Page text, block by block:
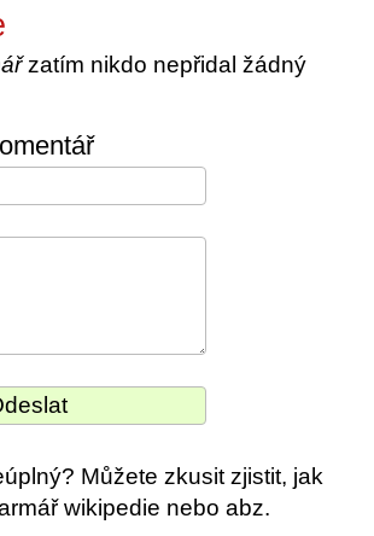
zatím nikdo nepřidal žádný
Můžete zkusit zjistit, jak
wikipedie nebo abz.